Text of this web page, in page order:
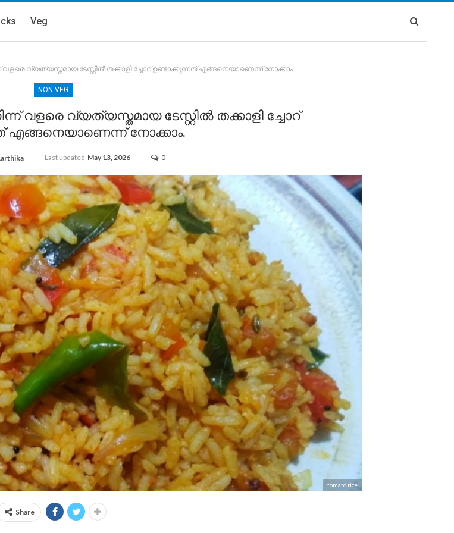
Veg
വ്യത്യസ്തമായ ടേസ്റ്റിൽ തക്കാളി ച്ചോറ് ഉണ്ടാക്കുന്നത് എങ്ങനെയാണെന്ന് നോക്കാം.
NON VEG
വളരെ വ്യത്യസ്തമായ ടേസ്റ്റിൽ തക്കാളി ച്ചോറ്
എങ്ങനെയാണെന്ന് നോക്കാം.
Last updated May 13, 2026 0
tomato rice
Share